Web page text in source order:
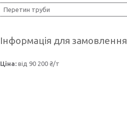
Перетин труби
Інформація для замовлення
Ціна: від 90 200 ₴/т